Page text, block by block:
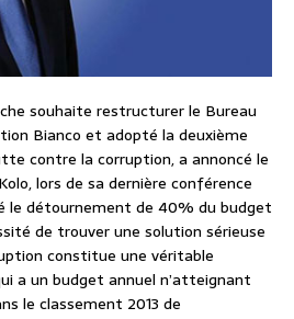
souhaite restructurer le Bureau
Bianco et adopté la deuxième
contre la corruption, a annoncé le
lors de sa dernière conférence
le détournement de 40% du budget
de trouver une solution sérieuse
constitue une véritable
a un budget annuel n’atteignant
le classement 2013 de